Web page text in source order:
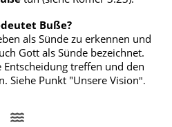
Buße?
als Sünde zu erkennen und
Gott als Sünde bezeichnet.
treffen und den
Punkt "Unsere Vision".